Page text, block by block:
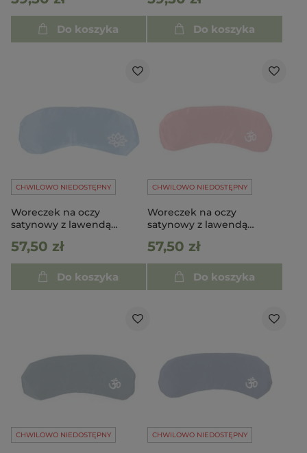
Do koszyka Do koszyka
CHWILOWO NIEDOSTĘPNY
Woreczek na oczy
satynowy z lawendą
57,50 zł
Do koszyka
CHWILOWO NIEDOSTĘPNY
Woreczek na oczy
satynowy z lawendą
57,50 zł
Do koszyka
CHWILOWO NIEDOSTĘPNY CHWILOWO NIEDOSTĘPNY